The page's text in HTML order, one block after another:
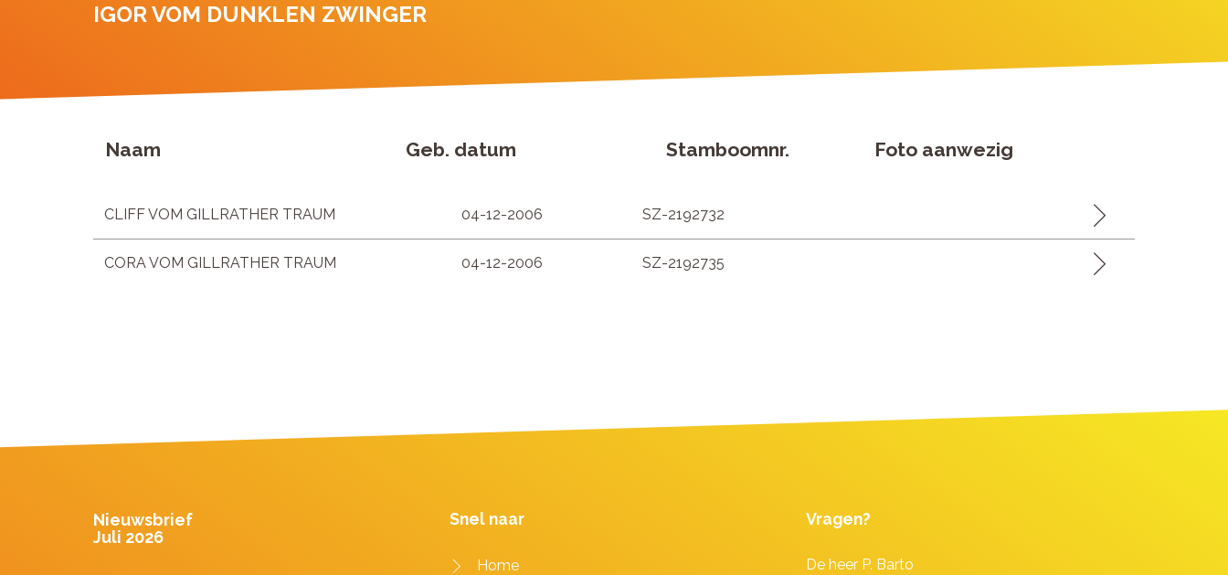
IGOR VOM DUNKLEN ZWINGER
Naam Geb. datum Stamboomnr. Foto aanwezig
CLIFF VOM GILLRATHER TRAUM 04-12-2006 SZ-2192732
CORA VOM GILLRATHER TRAUM 04-12-2006 SZ-2192735
Nieuwsbrief
Juli 2026
Snel naar
Home
Vragen?
De heer P. Barto